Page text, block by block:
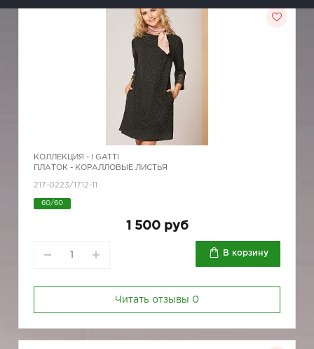
КОЛЛЕКЦИЯ -
I GATTI
ПЛАТОК - КОРАЛЛОВЫЕ ЛИСТЬЯ
217-0223/1712-11
60/60
1 500 руб
В корзину
Читать отзывы 0